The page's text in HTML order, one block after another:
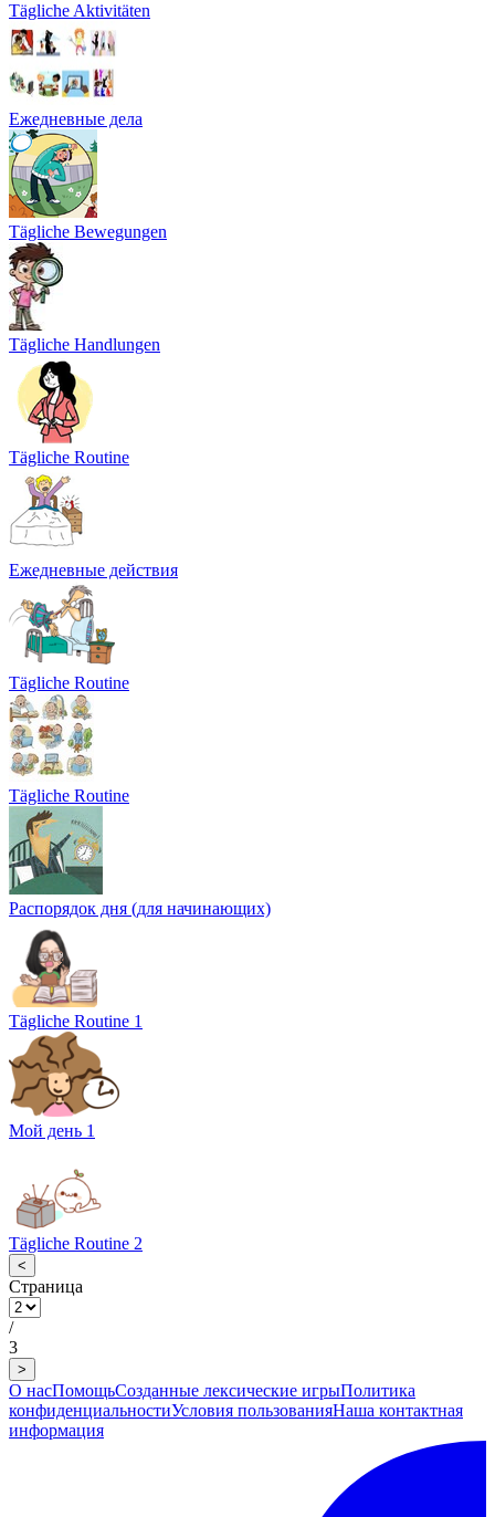
Tägliche Aktivitäten
Ежедневные дела
Tägliche Bewegungen
Tägliche Handlungen
Tägliche Routine
Ежедневные действия
Tägliche Routine
Tägliche Routine
Распорядок дня (для начинающих)
Tägliche Routine 1
Мой день 1
Tägliche Routine 2
<
Страница
/
3
>
О насПомощьСозданные лексические игрыПолитика
конфиденциальностиУсловия пользованияНаша контактная
информация